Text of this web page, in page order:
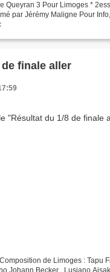
Queyran 3 Pour Limoges *
par Jérémy Maligne Pour
finale aller
de Limoges : Tapu
Johann Becker , Lusiano